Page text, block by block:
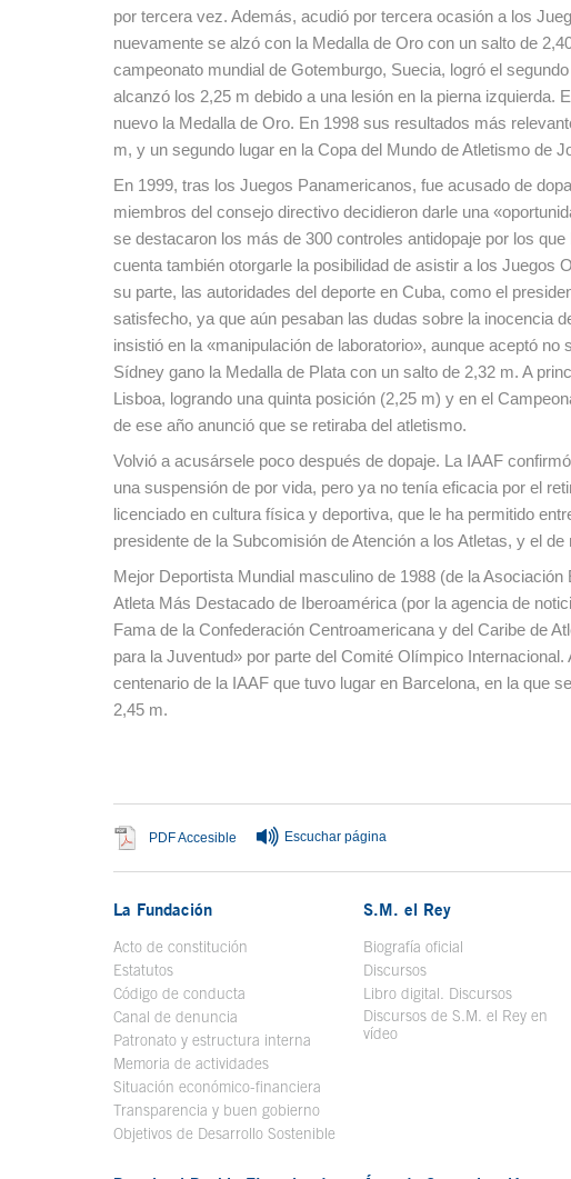
por tercera vez. Además, acudió por tercera ocasión a los
nuevamente se alzó con la Medalla de Oro con un salto de
campeonato mundial de Gotemburgo, Suecia, logró el
alcanzó los 2,25 m debido a una lesión en la pierna
nuevo la Medalla de Oro. En 1998 sus resultados más
m, y un segundo lugar en la Copa del Mundo de Atletismo de
En 1999, tras los Juegos Panamericanos, fue acusado de
miembros del consejo directivo decidieron darle una
se destacaron los más de 300 controles antidopaje por los
cuenta también otorgarle la posibilidad de asistir a los
su parte, las autoridades del deporte en Cuba, como el
satisfecho, ya que aún pesaban las dudas sobre la inocencia
insistió en la «manipulación de laboratorio», aunque aceptó
Sídney gano la Medalla de Plata con un salto de 2,32 m. A
Lisboa, logrando una quinta posición (2,25 m) y en el
de ese año anunció que se retiraba del atletismo.
Volvió a acusársele poco después de dopaje. La IAAF
una suspensión de por vida, pero ya no tenía eficacia por el
licenciado en cultura física y deportiva, que le ha permitido
presidente de la Subcomisión de Atención a los Atletas, y el
Mejor Deportista Mundial masculino de 1988 (de la
Atleta Más Destacado de Iberoamérica (por la agencia de
Fama de la Confederación Centroamericana y del Caribe de
para la Juventud» por parte del Comité Olímpico
centenario de la IAAF que tuvo lugar en Barcelona, en la que
2,45 m.
PDF Accesible Se abre en ventana nueva
Escuchar página
La Fundación
Acto de constitución
Estatutos
Código de conducta
Canal de denuncia
Patronato y estructura interna
Memoria de actividades
Situación económico-financiera
Transparencia y buen gobierno
Objetivos de Desarrollo Sostenible
S.M. el Rey
Biografía oficial
Discursos
Libro digital. DiscursosSe abre
Discursos de S.M. el Rey en
vídeoSe abre en ventana nueva